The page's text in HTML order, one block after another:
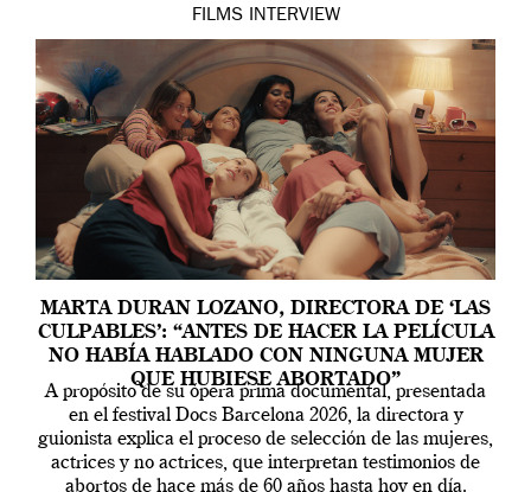
FILMS INTERVIEW
MARTA DURAN LOZANO, DIRECTORA DE ‘LAS
CULPABLES’: “ANTES DE HACER LA PELÍCULA
NO HABÍA HABLADO CON NINGUNA MUJER
QUE HUBIESE ABORTADO”
A propósito de su ópera prima documental, presentada
en el festival Docs Barcelona 2026, la directora y
guionista explica el proceso de selección de las mujeres,
actrices y no actrices, que interpretan testimonios de
abortos de hace más de 60 años hasta hoy en día.